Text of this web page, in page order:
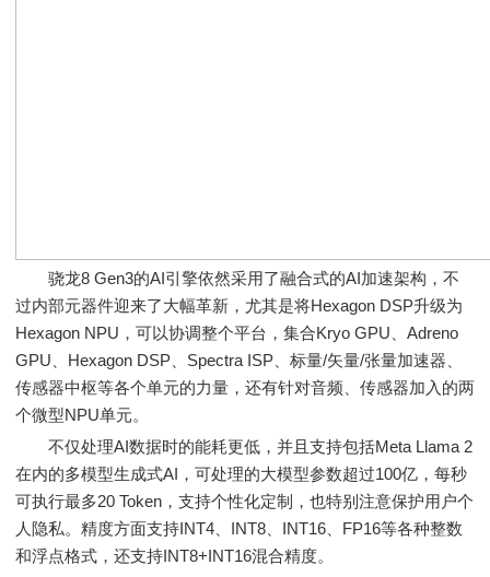
骁龙8 Gen3的AI引擎依然采用了融合式的AI加速架构，不
过内部元器件迎来了大幅革新，尤其是将Hexagon DSP升级为
Hexagon NPU，可以协调整个平台，集合Kryo GPU、Adreno
GPU、Hexagon DSP、Spectra ISP、标量/矢量/张量加速器、
传感器中枢等各个单元的力量，还有针对音频、传感器加入的两
个微型NPU单元。
不仅处理AI数据时的能耗更低，并且支持包括Meta Llama 2
在内的多模型生成式AI，可处理的大模型参数超过100亿，每秒
可执行最多20 Token，支持个性化定制，也特别注意保护用户个
人隐私。精度方面支持INT4、INT8、INT16、FP16等各种整数
和浮点格式，还支持INT8+INT16混合精度。